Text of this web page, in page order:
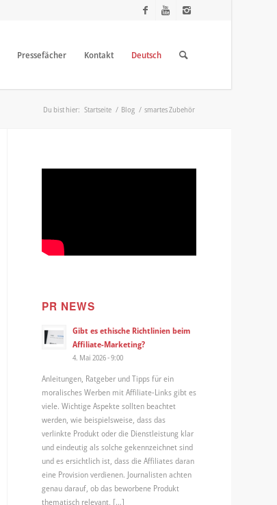
Pressefächer Kontakt Deutsch
Du bist hier: Startseite / Blog / smartes Zubehör
PR NEWS
Gibt es ethische Richtlinien beim
Affiliate-Marketing?
4. Mai 2026 - 9:00
Anleitungen, Ratgeber und Tipps für ein
moralisches Werben mit Affiliate-Links gibt es
viele. Wichtige Aspekte sollten beachtet
werden, wie beispielsweise, dass das
verlinkte Produkt oder die Dienstleistung klar
und eindeutig als solche gekennzeichnet sind
und es ersichtlich ist, dass die Affiliates daran
eine Provision verdienen. Journalisten achten
genau darauf, ob das beworbene Produkt
thematisch relevant, […]